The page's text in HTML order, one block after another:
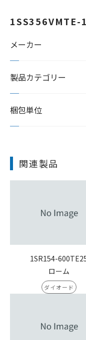
1SS356VMTE-
メーカー
製品カテゴリー
梱包単位
関連製品
1SR154-
ローム
ダイオード